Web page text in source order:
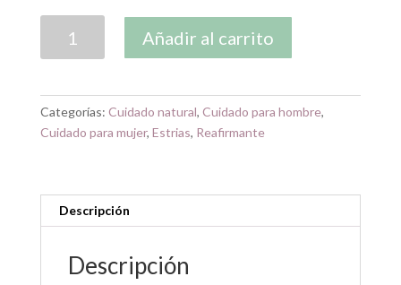
42,95€.40,95€.
Reafirmante
Asiática
Karicia
Añadir al carrito
Categorías: Cuidado natural, Cuidado para hombre,
Cuidado para mujer, Estrias, Reafirmante
Descripción
Descripción